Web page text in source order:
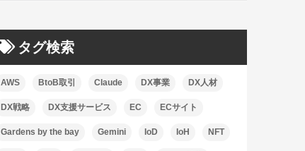
タグ検索
AWS BtoB取引 Claude DX事業 DX人材
DX戦略 DX支援サービス EC ECサイト
Gardens by the bay Gemini IoD IoH NFT